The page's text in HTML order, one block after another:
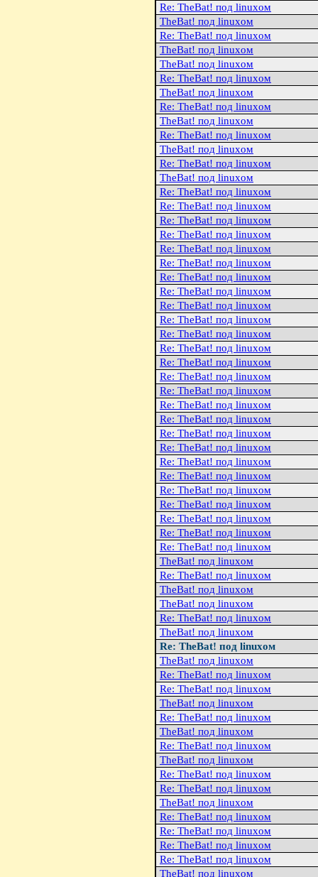
Re: TheBat! под linuxом
TheBat! под linuxом
Re: TheBat! под linuxом
TheBat! под linuxом
TheBat! под linuxом
Re: TheBat! под linuxом
TheBat! под linuxом
Re: TheBat! под linuxом
TheBat! под linuxом
Re: TheBat! под linuxом
TheBat! под linuxом
Re: TheBat! под linuxом
TheBat! под linuxом
Re: TheBat! под linuxом
Re: TheBat! под linuxом
Re: TheBat! под linuxом
Re: TheBat! под linuxом
Re: TheBat! под linuxом
Re: TheBat! под linuxом
Re: TheBat! под linuxом
Re: TheBat! под linuxом
Re: TheBat! под linuxом
Re: TheBat! под linuxом
Re: TheBat! под linuxом
Re: TheBat! под linuxом
Re: TheBat! под linuxом
Re: TheBat! под linuxом
Re: TheBat! под linuxом
Re: TheBat! под linuxом
Re: TheBat! под linuxом
Re: TheBat! под linuxом
Re: TheBat! под linuxом
Re: TheBat! под linuxом
Re: TheBat! под linuxом
Re: TheBat! под linuxом
Re: TheBat! под linuxом
Re: TheBat! под linuxом
Re: TheBat! под linuxом
Re: TheBat! под linuxом
TheBat! под linuxом
Re: TheBat! под linuxом
TheBat! под linuxом
TheBat! под linuxом
Re: TheBat! под linuxом
TheBat! под linuxом
Re: TheBat! под linuxом
TheBat! под linuxом
Re: TheBat! под linuxом
Re: TheBat! под linuxом
TheBat! под linuxом
Re: TheBat! под linuxом
TheBat! под linuxом
Re: TheBat! под linuxом
TheBat! под linuxом
Re: TheBat! под linuxом
Re: TheBat! под linuxом
TheBat! под linuxом
Re: TheBat! под linuxом
Re: TheBat! под linuxом
Re: TheBat! под linuxом
Re: TheBat! под linuxом
TheBat! под linuxом